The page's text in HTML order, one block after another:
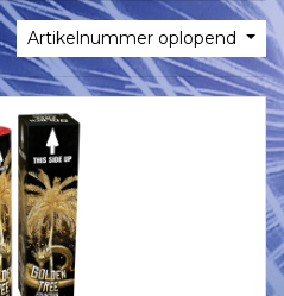
Artikelnummer oplopend